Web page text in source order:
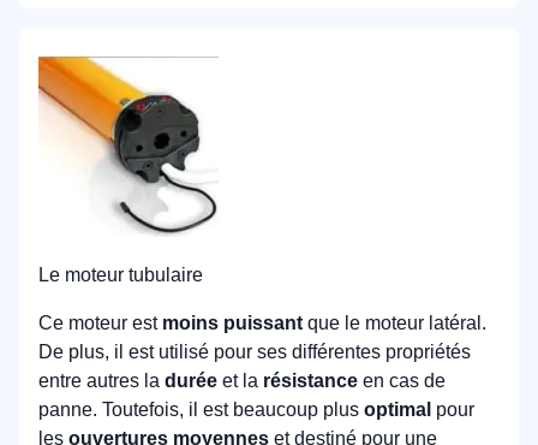
Le moteur tubulaire
Ce moteur est moins puissant que le moteur latéral.
De plus, il est utilisé pour ses différentes propriétés
entre autres la durée et la résistance en cas de
panne. Toutefois, il est beaucoup plus optimal pour
les ouvertures moyennes et destiné pour une